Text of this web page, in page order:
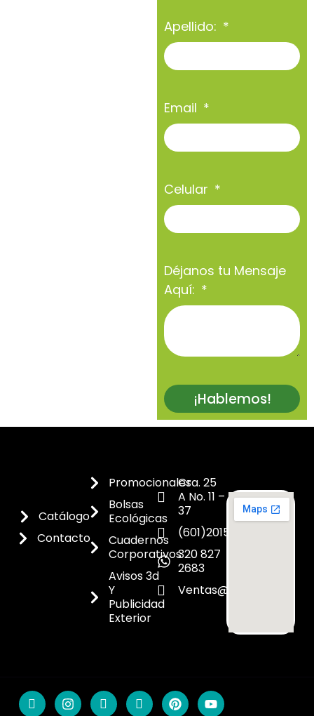
Apellido:
Email
Celular
Déjanos tu Mensaje
Aquí:
¡Hablemos!
Catálogo
Contacto
Promocionales
Bolsas
Ecológicas
Cuadernos
Corporativos
Avisos 3d
Y
Publicidad
Exterior
Cra. 25
A No. 11 –
37
(601)2015300
320 827
2683
Ventas@dicoes.co